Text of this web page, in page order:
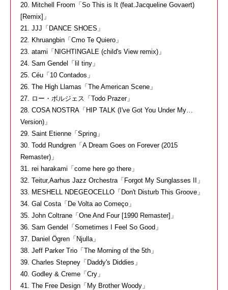
20. Mitchell Froom「So This is It (feat.Jacqueline Govaert)
[Remix]」
21. JJJ「DANCE SHOES」
22. Khruangbin「Cmo Te Quiero」
23. atami「NIGHTINGALE (child's View remix)」
24. Sam Gendel「lil tiny」
25. Céu「10 Contados」
26. The High Llamas「The American Scene」
27. ロー・ボルジェス「Todo Prazer」
28. COSA NOSTRA「HIP TALK (I've Got You Under My…
Version)」
29. Saint Etienne「Spring」
30. Todd Rundgren「A Dream Goes on Forever (2015
Remaster)」
31. rei harakami「come here go there」
32. Teitur,Aarhus Jazz Orchestra「Forgot My Sunglasses II」
33. MESHELL NDEGEOCELLO「Don't Disturb This Groove」
34. Gal Costa「De Volta ao Começo」
35. John Coltrane「One And Four [1990 Remaster]」
36. Sam Gendel「Sometimes I Feel So Good」
37. Daniel Ögren「Njulla」
38. Jeff Parker Trio「The Morning of the 5th」
39. Charles Stepney「Daddy's Diddies」
40. Godley & Creme「Cry」
41. The Free Design「My Brother Woody」